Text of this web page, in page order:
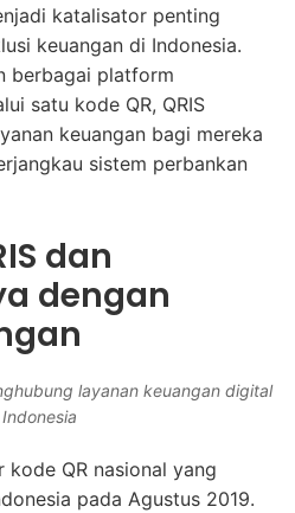
katalisator penting
keuangan di Indonesia.
berbagai platform
satu kode QR, QRIS
keuangan bagi mereka
sistem perbankan
dan
dengan
layanan keuangan digital
kode QR nasional yang
pada Agustus 2019.